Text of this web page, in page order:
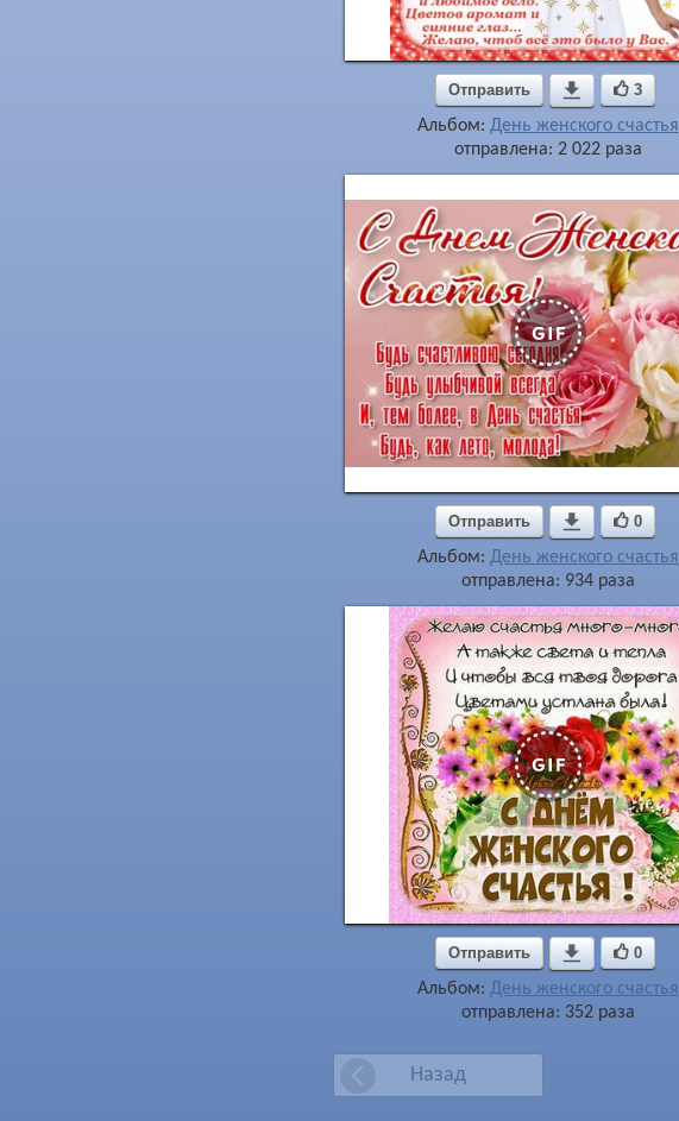
Отправить  3
Альбом: День женского счастья
отправлена: 2 022 раза
Отправить  0
Альбом: День женского счастья
отправлена: 934 раза
Отправить  0
Альбом: День женского счастья
отправлена: 352 раза
Назад